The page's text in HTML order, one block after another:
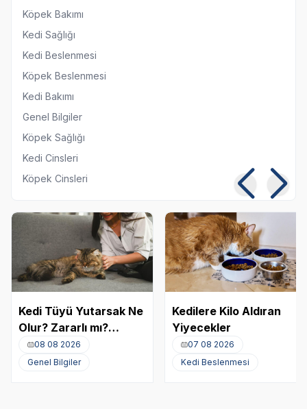
Köpek Bakımı
Kedi Sağlığı
Kedi Beslenmesi
Köpek Beslenmesi
Kedi Bakımı
Genel Bilgiler
Köpek Sağlığı
Kedi Cinsleri
Köpek Cinsleri
Kedi Tüyü Yutarsak Ne
Olur? Zararlı mı?
Akciğere Kedi Tüyü
Kaçması
08 08 2026
Genel Bilgiler
Kedilere Kilo Aldıran
Yiyecekler
07 08 2026
Kedi Beslenmesi